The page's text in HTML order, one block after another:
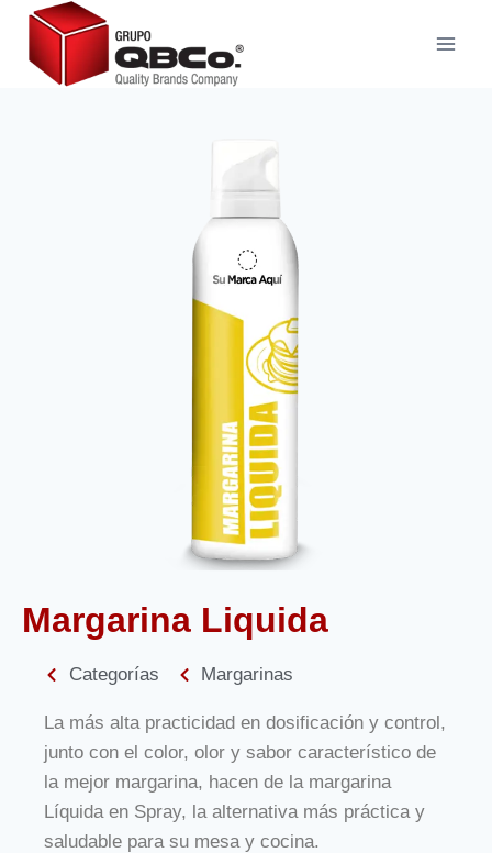
Margarina Liquida
Categorías Margarinas
La más alta practicidad en dosificación y control,
junto con el color, olor y sabor característico de
la mejor margarina, hacen de la margarina
Líquida en Spray, la alternativa más práctica y
saludable para su mesa y cocina.